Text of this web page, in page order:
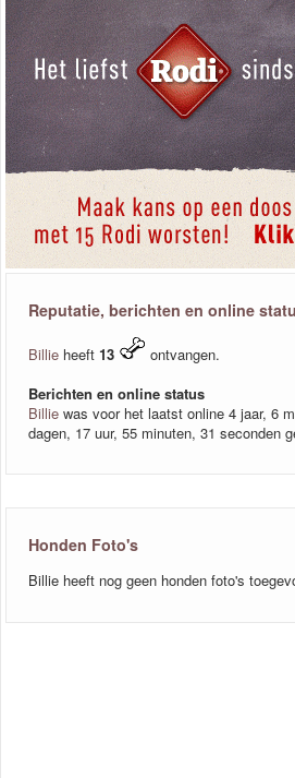
Reputatie, berichten en online
Billie heeft 13
ontvangen.
Berichten en online status
Billie was voor het laatst online 4 jaar, 6
dagen, 17 uur, 55 minuten, 31 seconden
Honden Foto's
Billie heeft nog geen honden foto's